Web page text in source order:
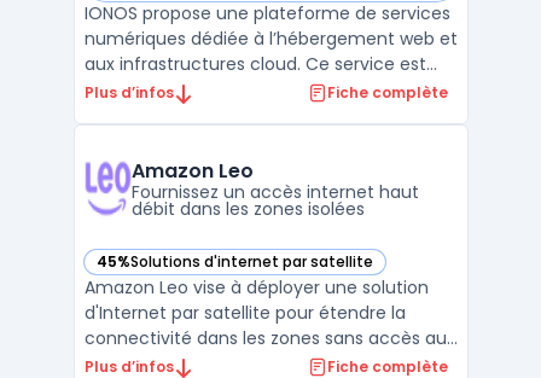
IONOS propose une plateforme de services
numériques dédiée à l’hébergement web et
aux infrastructures cloud. Ce service est
destiné aux entreprises souhaitant
le RGPD, tout en assurant la maîtrise de
leurs données. Le ...
Plus d’infos Fiche complète
Amazon Leo
Fournissez un accès internet haut
débit dans les zones isolées
45%Solutions d'internet par satellite
— voir Amazon Leo dans cette catégorie
Amazon Leo vise à déployer une solution
d'Internet par satellite pour étendre la
connectivité dans les zones sans accès aux
réseaux terrestres. Ce projet s’adresse aux
Plus d’infos Fiche complète